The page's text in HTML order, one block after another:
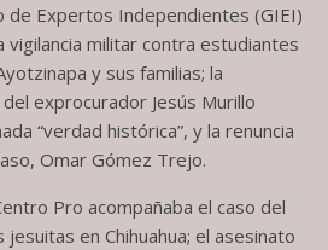
de Expertos Independientes (GIEI)
vigilancia militar contra estudiantes
y sus familias; la
exprocurador Jesús Murillo
“verdad histórica”, y la renuncia
Omar Gómez Trejo.
Pro acompañaba el caso del
en Chihuahua; el asesinato